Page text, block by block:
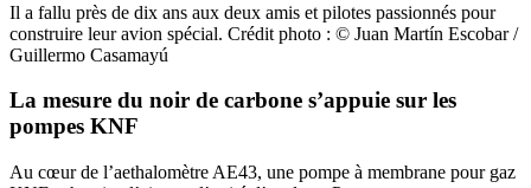
Il a fallu près de dix ans aux deux amis et pilotes passionnés pour
construire leur avion spécial. Crédit photo : © Juan Martín Escobar /
Guillermo Casamayú
La mesure du noir de carbone s’appuie sur les
pompes KNF
Au cœur de l’aethalomètre AE43, une pompe à membrane pour gaz